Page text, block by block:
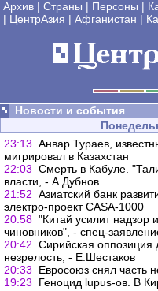
Архив | Страны | Персоны |
| ЦентрАзия | Афганистан |
Новости и события
23:13 Анвар Тураев,
мигрировал в Казахстан
22:03 Смерть в Кабуле.
власти, - А.Дубнов
21:52 Азиатский банк
электро-проект CASA-1000
20:58 "Китай усилит надзор
чиновников", - спец-
20:42 Сирийская оппозиция
незрелость, - Е.Шестаков
20:33
Евросоюз снял часть
19:23
Геноцид lupus-ов. В